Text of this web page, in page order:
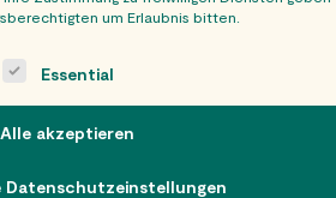
um Erlaubnis bitten.
groups for which consent can be
Essential
Alle akzeptieren
Datenschutzeinstellungen